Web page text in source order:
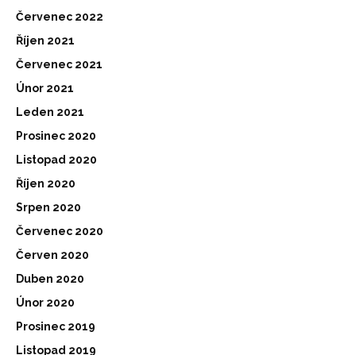
Červenec 2022
Říjen 2021
Červenec 2021
Únor 2021
Leden 2021
Prosinec 2020
Listopad 2020
Říjen 2020
Srpen 2020
Červenec 2020
Červen 2020
Duben 2020
Únor 2020
Prosinec 2019
Listopad 2019